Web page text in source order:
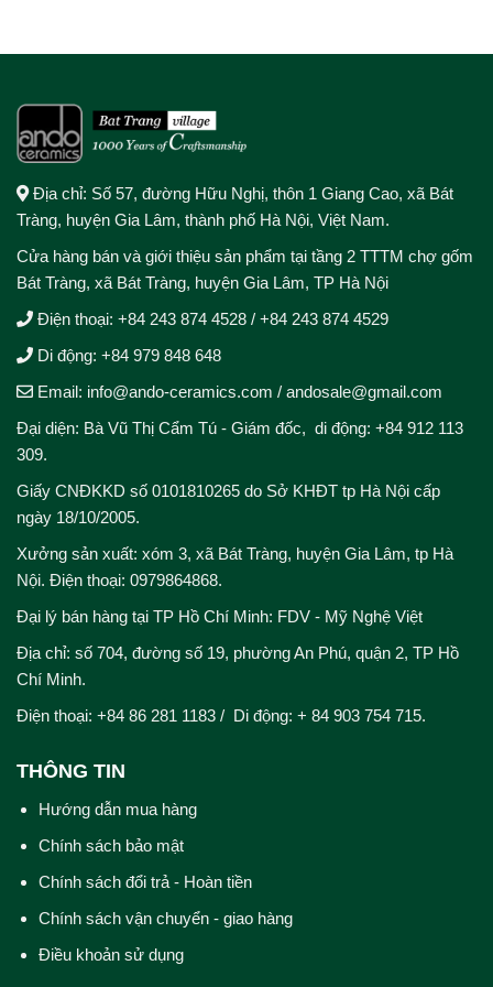
Địa chỉ: Số 57, đường Hữu Nghị, thôn 1 Giang Cao, xã Bát
Tràng, huyện Gia Lâm, thành phố Hà Nội, Việt Nam.
Cửa hàng bán và giới thiệu sản phẩm tại tầng 2 TTTM chợ gốm
Bát Tràng, xã Bát Tràng, huyện Gia Lâm, TP Hà Nội
Điện thoại: +84 243 874 4528 / +84 243 874 4529
Di động: +84 979 848 648
Email: info@ando-ceramics.com / andosale@gmail.com
Đại diện: Bà Vũ Thị Cẩm Tú - Giám đốc, di động: +84 912 113
309.
Giấy CNĐKKD số 0101810265 do Sở KHĐT tp Hà Nội cấp
ngày 18/10/2005.
Xưởng sản xuất: xóm 3, xã Bát Tràng, huyện Gia Lâm, tp Hà
Nội. Điện thoại: 0979864868.
Đại lý bán hàng tại TP Hồ Chí Minh: FDV - Mỹ Nghệ Việt
Địa chỉ: số 704, đường số 19, phường An Phú, quận 2, TP Hồ
Chí Minh.
Điện thoại: +84 86 281 1183 / Di động: + 84 903 754 715.
THÔNG TIN
Hướng dẫn mua hàng
Chính sách bảo mật
Chính sách đổi trả - Hoàn tiền
Chính sách vận chuyển - giao hàng
Điều khoản sử dụng